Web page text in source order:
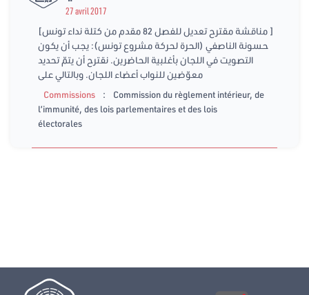
27 avril 2017
[مناقشة مقترح تعديل للفصل 82 مقدم من كتلة نداء تونس ]
حسونة الناصفي (الحرة لحركة مشروع تونس): يجب أن يكون
التصويت في اللجان بأغلبية الحاضرين. نقترح أن يتمّ تحديد
معوّضين للنواب أعضاء اللجان. وبالتالي على
Commissions
:
Commission du règlement intérieur, de
l’immunité, des lois parlementaires et des lois
électorales